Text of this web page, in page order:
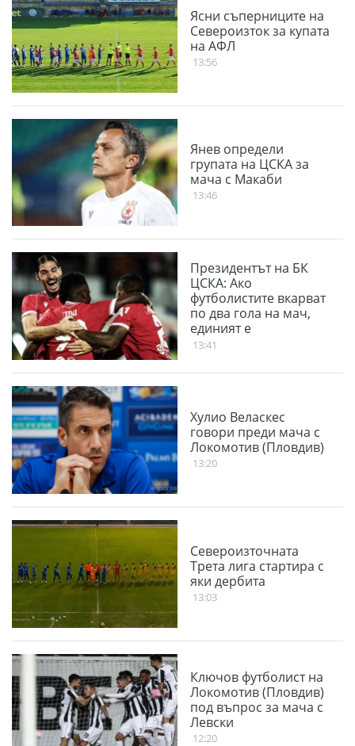
Ясни съперниците на
Североизток за купата
на АФЛ
13:56
Янев определи
групата на ЦСКА за
мача с Макаби
13:46
Президентът на БК
ЦСКА: Ако
футболистите вкарват
по два гола на мач,
единият е
благодарение на
13:41
Хулио Веласкес
говори преди мача с
Локомотив (Пловдив)
13:20
Североизточната
Трета лига стартира с
яки дербита
13:03
Ключов футболист на
Локомотив (Пловдив)
под въпрос за мача с
Левски
12:20